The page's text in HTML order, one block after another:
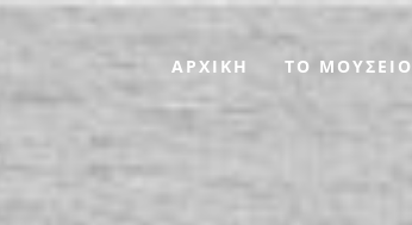
ΑΡΧΙΚΗ ΤΟ ΜΟΥΣΕΙΟ